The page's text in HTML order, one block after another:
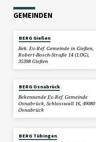
GEMEINDEN
BERG Gießen
Bek. Ev.-Ref. Gemeinde in Gießen,
Robert-Bosch-Straße 14 (1.OG),
35398 Gießen
BERG Osnabrück
Bekennende Ev.-Ref. Gemeinde
Osnabrück, Schlosswall 16, 49080
Osnabrück
BERG Tübingen